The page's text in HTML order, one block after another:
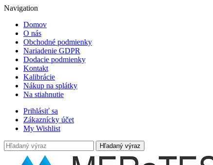
Navigation
Domov
O nás
Obchodné podmienky
Nariadenie GDPR
Dodacie podmienky
Kontakt
Kalibrácie
Nákup na splátky
Na stiahnutie
Prihlásiť sa
Zákaznícky účet
My Wishlist
Hľadaný výraz